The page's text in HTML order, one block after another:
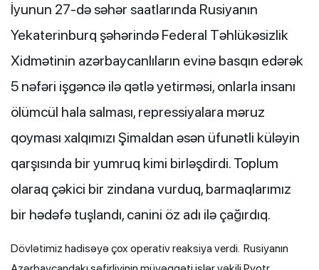
İyunun 27-də səhər saatlarında Rusiyanın
Yekaterinburq şəhərində Federal Təhlükəsizlik
Xidmətinin azərbaycanlıların evinə basqın edərək
5 nəfəri işgəncə ilə qətlə yetirməsi, onlarla insanı
ölümcül hala salması, repressiyalara məruz
qoyması xalqımızı Şimaldan əsən üfunətli küləyin
qarşısında bir yumruq kimi birləşdirdi. Toplum
olaraq çəkici bir zindana vurduq, barmaqlarımız
bir hədəfə tuşlandı, canini öz adı ilə çağırdıq.
Dövlətimiz hadisəyə çox operativ reaksiya verdi. Rusiyanın